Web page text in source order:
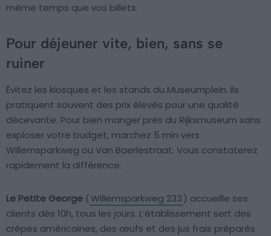
même temps que vos billets.
Pour déjeuner vite, bien, sans se
ruiner
Évitez les kiosques et les stands du Museumplein. Ils
pratiquent souvent des prix élevés pour une qualité
décevante. Pour bien manger près du Rijksmuseum sans
exploser votre budget, marchez 5 min vers
Willemsparkweg ou Van Baerlestraat. Vous constaterez
rapidement la différence.
Le Petite George (Willemsparkweg 233) accueille ses
clients dès 10h, tous les jours. L’établissement sert des
crêpes américaines, des œufs et des jus frais préparés